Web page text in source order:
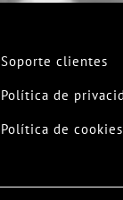
Soporte clientes
Política de
Política de cookies